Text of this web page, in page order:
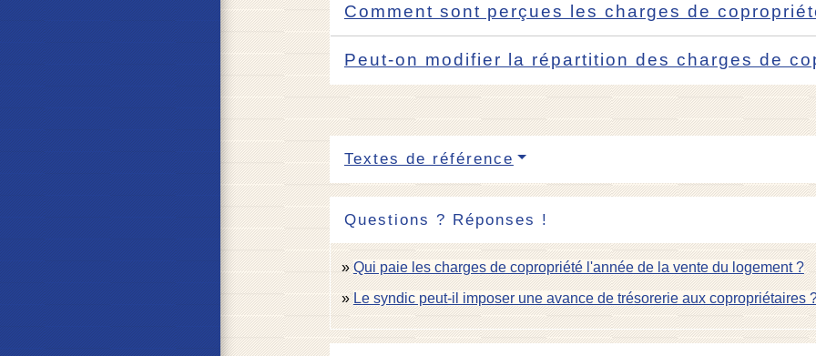
Comment sont perçues les charges de
Peut-on modifier la répartition des charges de
Textes de référence
Questions ? Réponses !
Qui paie les charges de copropriété l'année de la vente du logement ?
Le syndic peut-il imposer une avance de trésorerie aux copropriétaires